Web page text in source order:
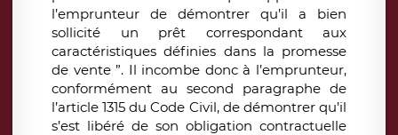
l’emprunteur de démontrer qu’il a bien
sollicité un prêt correspondant aux
caractéristiques définies dans la promesse
de vente ”. Il incombe donc à l’emprunteur,
conformément au second paragraphe de
l’article 1315 du Code Civil, de démontrer qu’il
s’est libéré de son obligation contractuelle